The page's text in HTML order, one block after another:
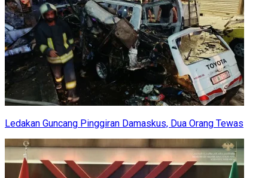
Ledakan Guncang Pinggiran Damaskus, Dua Orang Tewas